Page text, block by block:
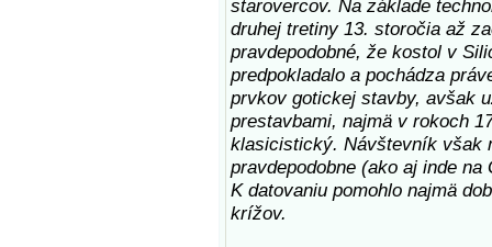
starovercov. Na základe
druhej tretiny 13. storočia až
pravdepodobné, že kostol v
predpokladalo a pochádza
prvkov gotickej stavby, avšak
prestavbami, najmä v rokoch
klasicistický. Návštevník však
pravdepodobne (ako aj inde
K datovaniu pomohlo najmä
krížov.